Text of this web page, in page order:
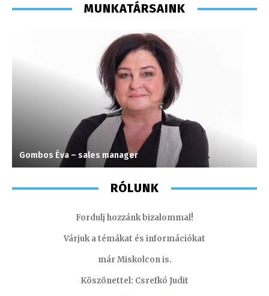
MUNKATÁRSAINK
Gombos Éva – sales manager
RÓLUNK
Fordulj hozzánk bizalommal!
Várjuk a témákat és információkat
már Miskolcon is.
Köszönettel: Csrefkó Judit